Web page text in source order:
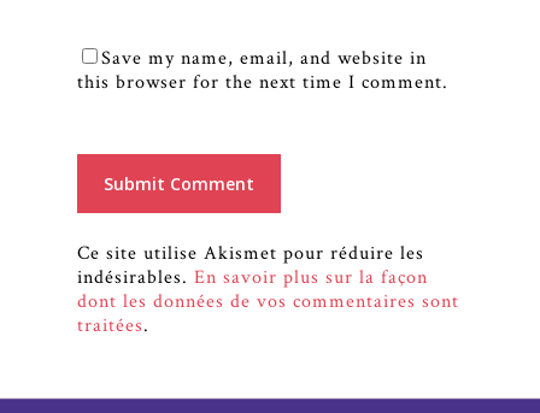
Save my name, email, and website in
this browser for the next time I comment.
Ce site utilise Akismet pour réduire les
indésirables. En savoir plus sur la façon
dont les données de vos commentaires sont
traitées.